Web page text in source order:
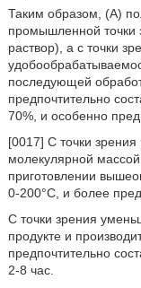
Таким образом, (A)
промышленной точки
раствор), а с точки
последующей
предпочтительно
70%, и особенно
[0017] С точки зрения
молекулярной
приготовлении
0-200°C, и более
С точки зрения
продукте и
предпочтительно
2-8 час.